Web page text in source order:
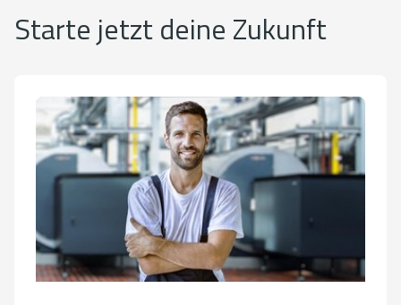
Starte jetzt deine Zukunft